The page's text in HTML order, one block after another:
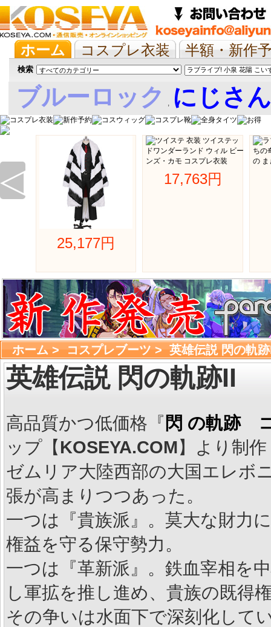
ホーム コスプレ衣装
半額・新作
抱き枕/布団/シーツ
ツイステ ウマ
検索
ブルーロック , にじさ
◁
25,177円
17,763円
ホーム> コスプレブーツ> 英雄伝説 閃の軌
英雄伝説 閃の軌跡II
高品質かつ低価格『 閃 の軌跡
ップ【KOSEYA.COM】より制
ゼムリア大陸西部の大国エレボ
張が高まりつつあった。
一つは『貴族派』。莫大な財力
権益を守る保守勢力。
一つは『革新派』。鉄血宰相を
し軍拡を推し進め、貴族の既得
その争いは水面下で深刻化して